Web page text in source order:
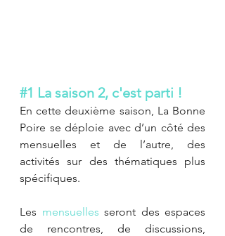
#1 La saison 2, c'est parti !
En cette deuxième saison, La Bonne
Poire se déploie avec d’un côté des
mensuelles et de l’autre, des
activités sur des thématiques plus
spécifiques.
Les mensuelles seront des espaces
de rencontres, de discussions,